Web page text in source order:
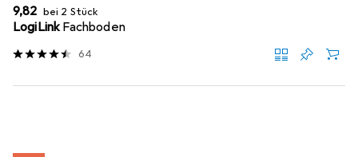
EUR
9,82 bei 2 Stück
LogiLinkFachboden
64